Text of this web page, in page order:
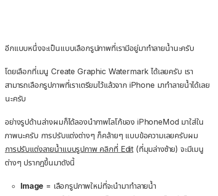
อีกแบบหนึ่งจะเป็นแบบเลือกรูปภาพที่เรามีอยู่มาทำลายน้ำนะครับ
โดยเลือกที่เมนู Create Graphic Watermark ได้เลยครับ เรา
สามารถเลือกรูปภาพที่เราเตรียมไว้แล้วจาก iPhone มาทำลายน้ำได้เลย
นะครับ
อย่างรูปด้านล่างผมก็ได้ลองนำภาพโลโก้ของ iPhoneMod มาใส่ใน
ภาพนะครับ การปรับแต่งต่างๆ ก็คล้ายๆ แบบข้อความเลยครับผม
การปรับแต่งลายน้ำแบบรูปภาพ คลิกที่ Edit (ที่มุมล่างซ้าย) จะมีเมนู
ต่างๆ ปรากฎขึ้นมาดังนี้
Image = เลือกรูปภาพใหม่ที่จะนำมาทำลายน้ำ